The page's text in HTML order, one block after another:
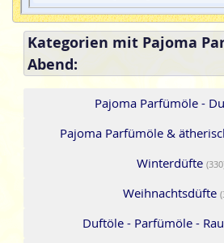
Kategorien mit Pajoma
Abend:
Pajoma Parfümöle -
Pajoma Parfümöle &
Winterdüfte
Weihnachtsdüfte
Duftöle - Parfümöle -